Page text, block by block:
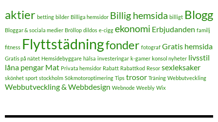
aktier betting bilder Billiga hemsidor Billig hemsida billigt Blogg
Bloggar & sociala medier Bröllop dildos e-cigg ekonomi Erbjudanden familj
fitness Flyttstädningfonder fotograf Gratis hemsida
Gratis på nätet Hemsidebyggare hälsa investeringar k-gamer konsol nyheter livsstil
låna pengar Mat Privata hemsidor Rabatt Rabattkod Resor sexleksaker
skönhet sport stockholm Sökmotoroptimering Tips trosor Träning Webbutveckling
Webbutveckling & Webbdesign Webnode Weebly Wix